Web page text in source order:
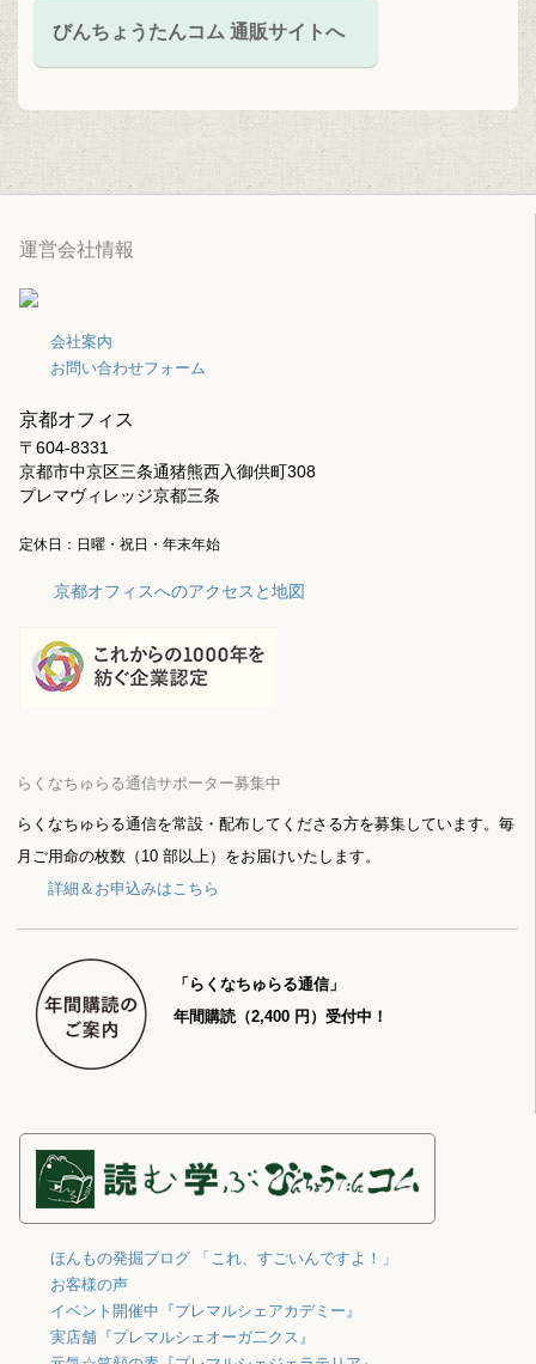
びんちょうたんコム 通販サイトへ
運営会社情報
会社案内
お問い合わせフォーム
京都オフィス
〒604-8331
京都市中京区三条通猪熊西入御供町308
プレマヴィレッジ京都三条
定休日：日曜・祝日・年末年始
京都オフィスへのアクセスと地図
らくなちゅらる通信サポーター募集中
らくなちゅらる通信を常設・配布してくださる方を募集しています。毎
月ご用命の枚数（10 部以上）をお届けいたします。
詳細＆お申込みはこちら
「らくなちゅらる通信」
年間購読（2,400 円）受付中！
ほんもの発掘ブログ 「これ、すごいんですよ！」
お客様の声
イベント開催中『プレマルシェアカデミー』
実店舗『プレマルシェオーガ二クス』